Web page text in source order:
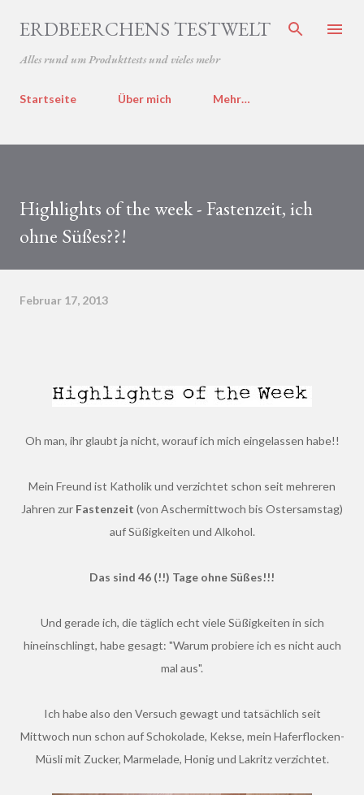
Direkt zum Hauptbereich
ERDBEERCHENS TESTWELT
Alles rund um Produkttests und vieles mehr
Startseite Über mich Mehr…
Highlights of the week - Fastenzeit, ich
ohne Süßes??!
Februar 17, 2013
Oh man, ihr glaubt ja nicht, worauf ich mich eingelassen habe!!
Mein Freund ist Katholik und verzichtet schon seit mehreren
Jahren zur Fastenzeit (von Aschermittwoch bis Ostersamstag)
auf Süßigkeiten und Alkohol.
Das sind 46 (!!) Tage ohne Süßes!!!
Und gerade ich, die täglich echt viele Süßigkeiten in sich
hineinschlingt, habe gesagt: "Warum probiere ich es nicht auch
mal aus".
Ich habe also den Versuch gewagt und tatsächlich seit
Mittwoch nun schon auf Schokolade, Kekse, mein Haferflocken-
Müsli mit Zucker, Marmelade, Honig und Lakritz verzichtet.